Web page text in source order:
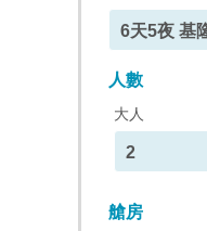
6天5夜 基
人數
大人
2
艙房